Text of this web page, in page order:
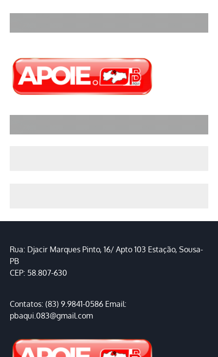
Rua: Djacir Marques Pinto, 16/ Apto 103 Estação, Sousa-
PB
CEP: 58.807-630
Contatos: (83) 9.9841-0586 Email:
pbaqui.083@gmail.com